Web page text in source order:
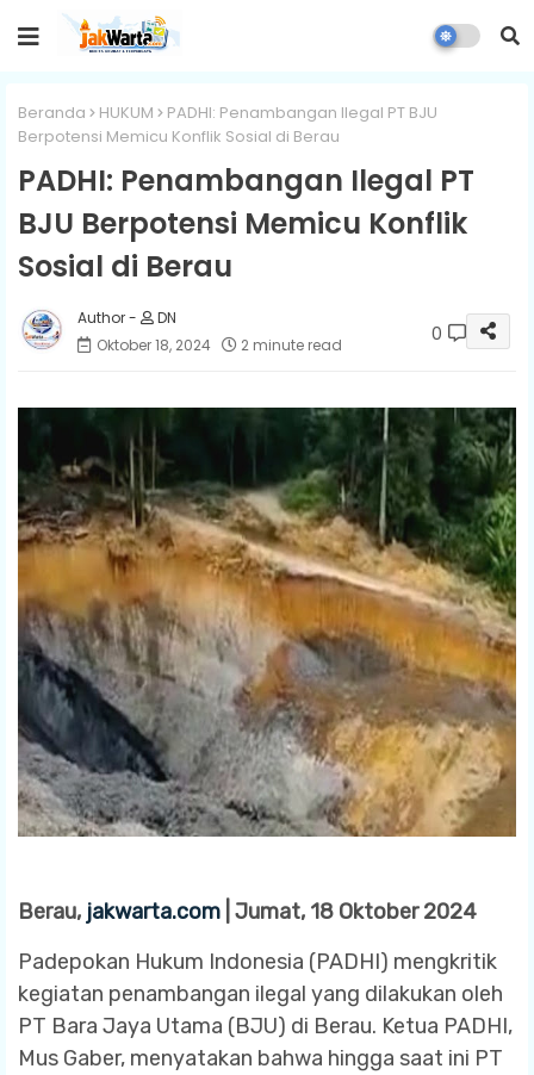
Beranda HUKUM
PADHI: Penambangan Ilegal PT BJU
Berpotensi Memicu Konflik Sosial di Berau
PADHI: Penambangan Ilegal PT
BJU Berpotensi Memicu Konflik
Sosial di Berau
DN
Oktober 18, 2024
2 minute read 0
Berau, jakwarta.com | Jumat, 18 Oktober 2024
Padepokan Hukum Indonesia (PADHI) mengkritik
kegiatan penambangan ilegal yang dilakukan oleh
PT Bara Jaya Utama (BJU) di Berau. Ketua PADHI,
Mus Gaber, menyatakan bahwa hingga saat ini PT